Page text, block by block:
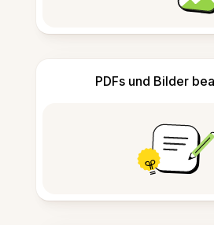
PDFs und Bilder